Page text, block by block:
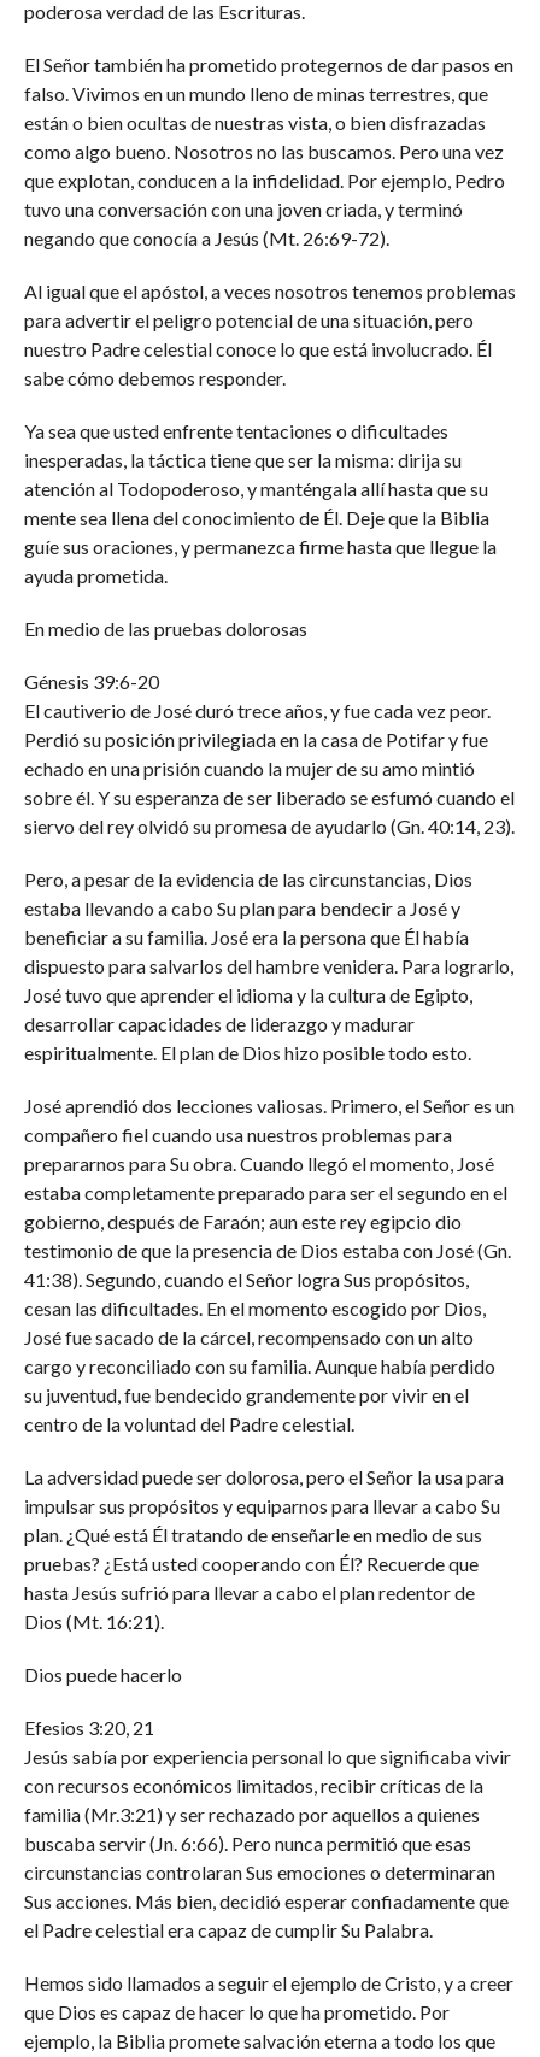
poderosa verdad de las Escrituras.
El Señor también ha prometido protegernos de dar pasos en
falso. Vivimos en un mundo lleno de minas terrestres, que
están o bien ocultas de nuestras vista, o bien disfrazadas
como algo bueno. Nosotros no las buscamos. Pero una vez
que explotan, conducen a la infidelidad. Por ejemplo, Pedro
tuvo una conversación con una joven criada, y terminó
negando que conocía a Jesús (Mt. 26:69-72).
Al igual que el apóstol, a veces nosotros tenemos problemas
para advertir el peligro potencial de una situación, pero
nuestro Padre celestial conoce lo que está involucrado. Él
sabe cómo debemos responder.
Ya sea que usted enfrente tentaciones o dificultades
inesperadas, la táctica tiene que ser la misma: dirija su
atención al Todopoderoso, y manténgala allí hasta que su
mente sea llena del conocimiento de Él. Deje que la Biblia
guíe sus oraciones, y permanezca firme hasta que llegue la
ayuda prometida.
En medio de las pruebas dolorosas
Génesis 39:6-20
El cautiverio de José duró trece años, y fue cada vez peor.
Perdió su posición privilegiada en la casa de Potifar y fue
echado en una prisión cuando la mujer de su amo mintió
sobre él. Y su esperanza de ser liberado se esfumó cuando el
siervo del rey olvidó su promesa de ayudarlo (Gn. 40:14, 23).
Pero, a pesar de la evidencia de las circunstancias, Dios
estaba llevando a cabo Su plan para bendecir a José y
beneficiar a su familia. José era la persona que Él había
dispuesto para salvarlos del hambre venidera. Para lograrlo,
José tuvo que aprender el idioma y la cultura de Egipto,
desarrollar capacidades de liderazgo y madurar
espiritualmente. El plan de Dios hizo posible todo esto.
José aprendió dos lecciones valiosas. Primero, el Señor es un
compañero fiel cuando usa nuestros problemas para
prepararnos para Su obra. Cuando llegó el momento, José
estaba completamente preparado para ser el segundo en el
gobierno, después de Faraón; aun este rey egipcio dio
testimonio de que la presencia de Dios estaba con José (Gn.
41:38). Segundo, cuando el Señor logra Sus propósitos,
cesan las dificultades. En el momento escogido por Dios,
José fue sacado de la cárcel, recompensado con un alto
cargo y reconciliado con su familia. Aunque había perdido
su juventud, fue bendecido grandemente por vivir en el
centro de la voluntad del Padre celestial.
La adversidad puede ser dolorosa, pero el Señor la usa para
impulsar sus propósitos y equiparnos para llevar a cabo Su
plan. ¿Qué está Él tratando de enseñarle en medio de sus
pruebas? ¿Está usted cooperando con Él? Recuerde que
hasta Jesús sufrió para llevar a cabo el plan redentor de
Dios (Mt. 16:21).
Dios puede hacerlo
Efesios 3:20, 21
Jesús sabía por experiencia personal lo que significaba vivir
con recursos económicos limitados, recibir críticas de la
familia (Mr.3:21) y ser rechazado por aquellos a quienes
buscaba servir (Jn. 6:66). Pero nunca permitió que esas
circunstancias controlaran Sus emociones o determinaran
Sus acciones. Más bien, decidió esperar confiadamente que
el Padre celestial era capaz de cumplir Su Palabra.
Hemos sido llamados a seguir el ejemplo de Cristo, y a creer
que Dios es capaz de hacer lo que ha prometido. Por
ejemplo, la Biblia promete salvación eterna a todo los que